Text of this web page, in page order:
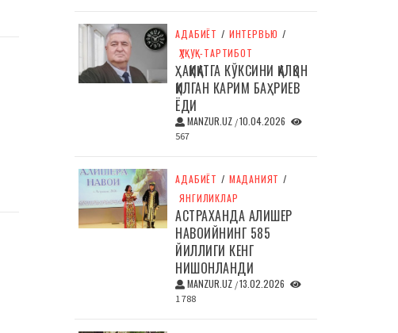
АДАБИЁТ / ИНТЕРВЬЮ /
ҲУҚУҚ-ТАРТИБОТ
ҲАҚИҚАТГА КЎКСИНИ ҚАЛҚОН
ҚИЛГАН КАРИМ БАҲРИЕВ
ЁДИ
MANZUR.UZ /10.04.2026
567
АДАБИЁТ / МАДАНИЯТ /
ЯНГИЛИКЛАР
АСТРАХАНДА АЛИШЕР
НАВОИЙНИНГ 585
ЙИЛЛИГИ КЕНГ
НИШОНЛАНДИ
MANZUR.UZ /13.02.2026
1 788